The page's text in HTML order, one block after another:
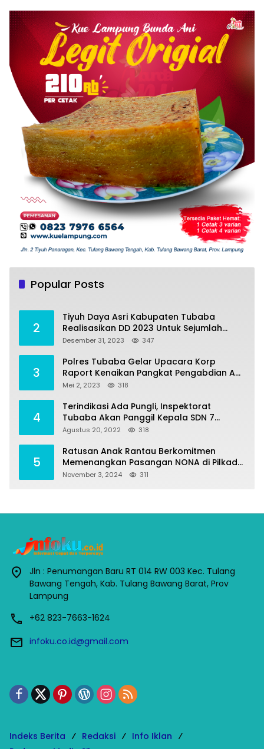
Popular Posts
Pembangunan
Juli 4, 2022
2
Tiyuh Daya Asri Kabupaten Tubaba
Realisasikan DD 2023 Untuk Sejumlah
Program Pembangunan
Desember 31, 2023 347
3
Polres Tubaba Gelar Upacara Korp
Raport Kenaikan Pangkat Pengabdian AKP
Alaidin Effendi
Mei 2, 2023 318
4
Terindikasi Ada Pungli, Inspektorat
Tubaba Akan Panggil Kepala SDN 7
Penumangan Baru
Agustus 20, 2022 318
5
Ratusan Anak Rantau Berkomitmen
Memenangkan Pasangan NONA di Pilkada
Tubaba 2024
November 3, 2024 311
Jln : Penumangan Baru RT 014 RW 003 Kec. Tulang
Bawang Tengah, Kab. Tulang Bawang Barat, Prov
Lampung
+62 823-7663-1624
infoku.co.id@gmail.com
Indeks Berita Redaksi
Info Iklan